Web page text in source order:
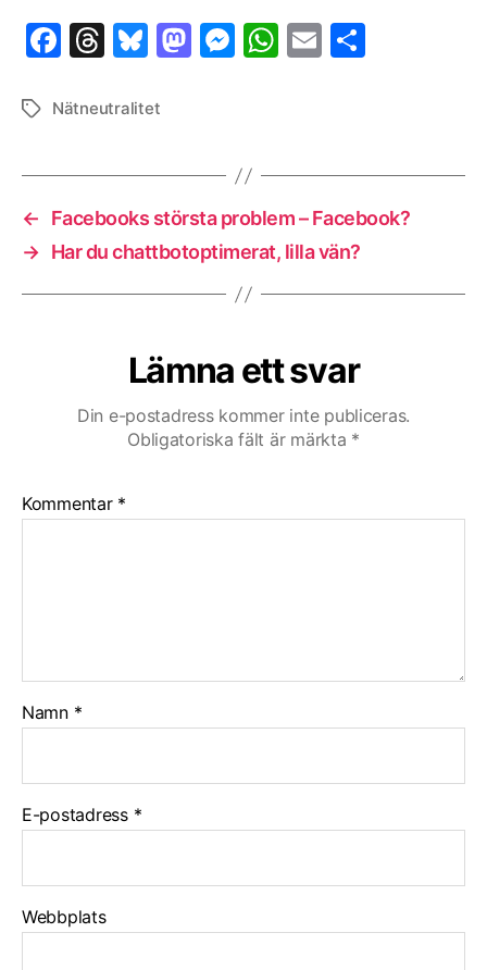
F
c
b
o
o
k
T
re
d
s
Bl
es
y
M
o
n
M
g
er
W
A
p
p
E
EtiketterNätneutralitet
←
Facebooks största problem – Facebook?
→ Har du chattbotoptimerat, lilla vän?
Lämna ett svar
Din e-postadress kommer inte publiceras.
Obligatoriska fält är märkta *
Kommentar *
Namn *
E-postadress *
Webbplats